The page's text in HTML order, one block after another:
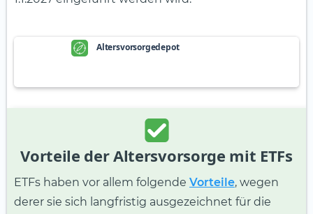
Altersvorsorgedepot
Vorteile der Altersvorsorge mit ETFs
ETFs haben vor allem folgende Vorteile, wegen
derer sie sich langfristig ausgezeichnet für die